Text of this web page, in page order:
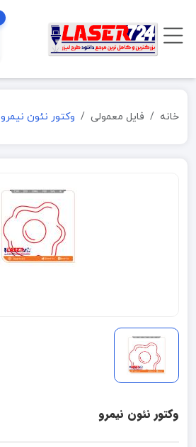
خانه فایل معمولی وکتور نئون نیمرو
وکتور نئون نیمرو